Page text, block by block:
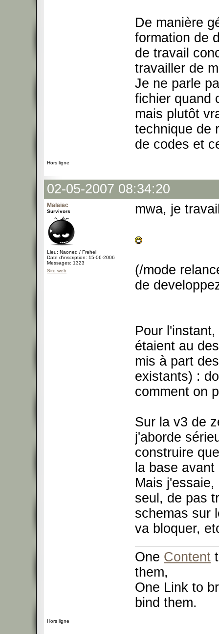
De manière
formation de
de travail
travailler de
Je ne parle
fichier quand
mais plutôt
technique de
de codes et
Hors ligne
02-05-2007 08:34:20
Malaiac
Survivors
Lieu: Naoned / Frehel
Date d'inscription: 15-06-2006
Messages: 1323
Site web
mwa, je
(/mode
de
Pour
étaient au
mis à part
existants) :
comment on
Sur la v3 de
j'aborde
construire
la base
Mais
seul, de pas
schemas sur
va bloquer,
One Content
them,
One Link to
bind them.
Hors ligne